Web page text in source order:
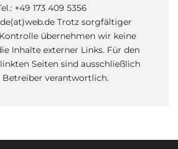
+49 173 409 5356
Trotz sorgfältiger
übernehmen wir keine
Inhalte externer Links. Für den
Seiten sind ausschließlich
Betreiber verantwortlich.